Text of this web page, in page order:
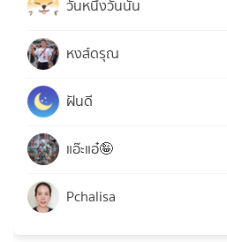
วันหนึ่งวันนั้น
หงส์ดรุณ
ฝันดี
แอ๊ะแอ๋🤪
Pchalisa